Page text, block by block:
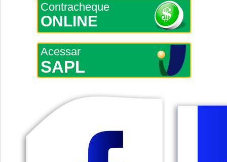
Contracheque
ONLINE
Acessar
SAPL